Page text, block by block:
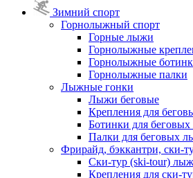
Зимний спорт
Горнолыжный спорт
Горные лыжи
Горнолыжные
Горнолыжные
Горнолыжные палки
Лыжные гонки
Лыжи беговые
Крепления для
Ботинки для
Палки для беговых
Фрирайд, бэккантри, ски-
Ски-тур (ski-tour)
Крепления для ски-